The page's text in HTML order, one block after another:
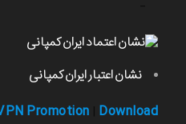
نشان اعتبار ایران کمپانی
Promotion Download